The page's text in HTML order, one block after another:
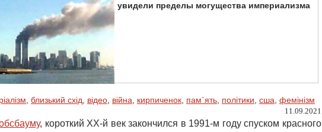
увидели пределы могущества империализма
близький схід відео війна кирпиченок пам`ять політики сша фемінізм
11.09.2021
, короткий XX-й век закончился в 1991-м году спуском красного